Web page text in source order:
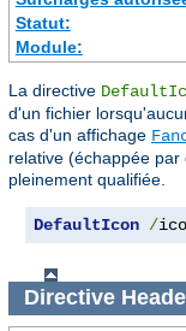
Statut:
Module:
La directive
d'un fichier
cas d'un affichage
relative (échappée par
pleinement qualifiée.
DefaultIcon /
Directive